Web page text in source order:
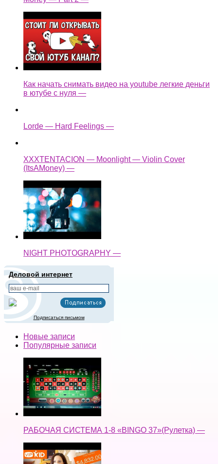
Как начать снимать видео на youtube легкие деньги
в ютубе с нуля —
Lorde — Hard Feelings —
XXXTENTACION — Moonlight — Violin Cover
(ItsAMoney) —
NIGHT PHOTOGRAPHY —
Деловой интернет
Подписаться письмом
Новые записи
Популярные записи
РАБОЧАЯ СИСТЕМА 1-8 «BINGO 37»(Рулетка) —